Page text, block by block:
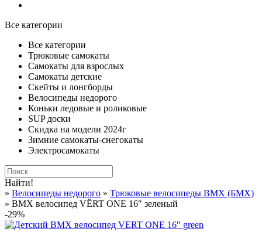
Все категории
Все категории
Трюковые самокаты
Самокаты для взрослых
Самокаты детские
Cкейты и лонгборды
Велосипеды недорого
Коньки ледовые и роликовые
SUP доски
Скидка на модели 2024г
Зимние самокаты-снегокаты
Электросамокаты
Найти!
» Велосипеды недорого » Трюковые велосипеды BMX (БМХ)
» BMX велосипед VЁRT ONE 16" зеленый
-29%